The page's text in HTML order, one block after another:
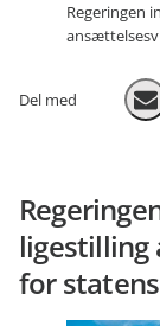
Regeringen
Del med
ligestilling
for